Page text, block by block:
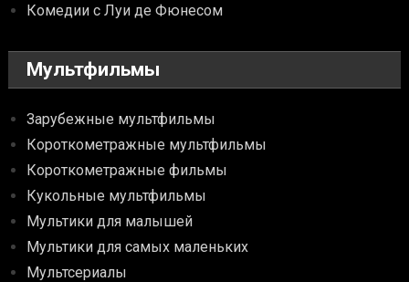
Комедии с Луи де Фюнесом
Мультфильмы
Зарубежные мультфильмы
Короткометражные мультфильмы
Короткометражные фильмы
Кукольные мультфильмы
Мультики для малышей
Мультики для самых маленьких
Мультсериалы